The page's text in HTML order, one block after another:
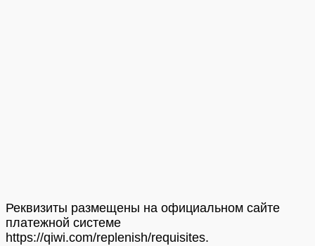
Реквизиты размещены на официальном сайте
платежной системе
https://qiwi.com/replenish/requisites.